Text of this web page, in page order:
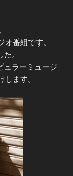
番組です。
。
ュラーミュージ
ます。